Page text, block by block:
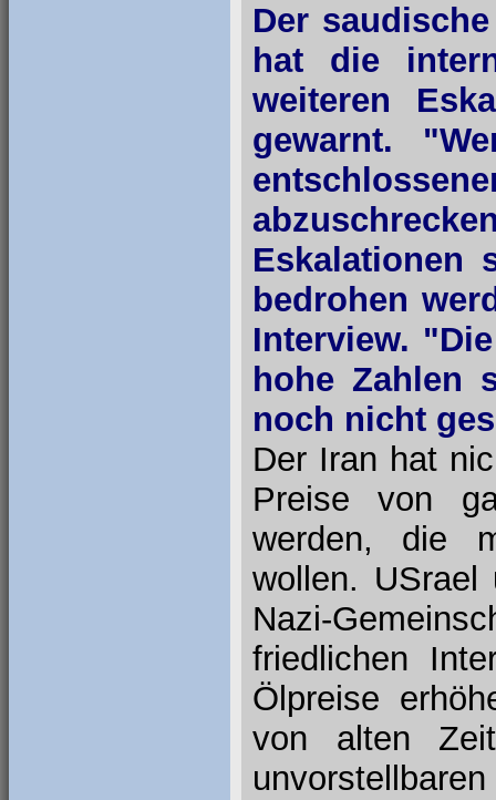
Der
hat die
weiteren
gewarnt.
Eskalationen
bedrohen
Interview.
hohe Zahlen
noch nicht
Der Iran hat
Preise von
werden, die
wollen. USrael
Nazi-
friedlichen
Ölpreise
von alten